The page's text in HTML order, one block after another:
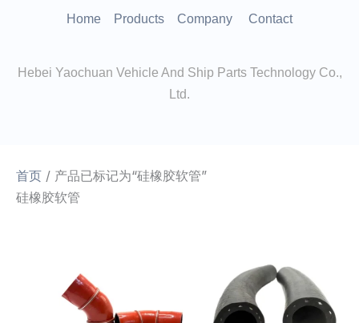
Home Products Company Contact
Hebei Yaochuan Vehicle And Ship Parts Technology Co.,
Ltd.
首页 / 产品已标记为“硅橡胶软管”
硅橡胶软管